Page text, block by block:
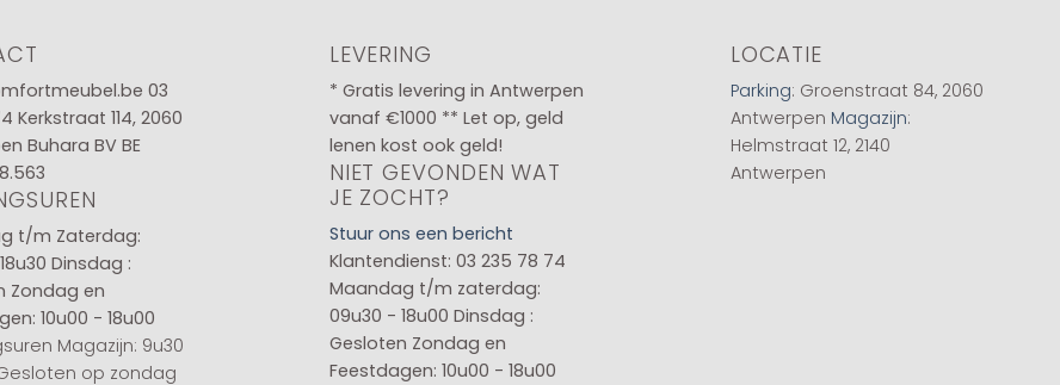
03
Kerkstraat 114, 2060
Buhara BV BE
t/m Zaterdag:
Dinsdag :
Zondag en
10u00 - 18u00
Magazijn: 9u30
op zondag
LEVERING
* Gratis levering in Antwerpen
vanaf €1000 ** Let op, geld
lenen kost ook geld!
NIET GEVONDEN WAT
JE ZOCHT?
Stuur ons een bericht
Klantendienst: 03 235 78 74
Maandag t/m zaterdag:
09u30 - 18u00 Dinsdag :
Gesloten Zondag en
Feestdagen: 10u00 - 18u00
LOCATIE
Parking: Groenstraat 84, 2060
Antwerpen Magazijn:
Helmstraat 12, 2140
Antwerpen